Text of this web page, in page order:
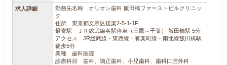
求人詳細
勤務先名称 オリオン歯科 飯田橋ファーストビルクリニッ
ク
住所 東京都文京区後楽2-5-1-1F
最寄駅 ＪＲ総武線各駅停車（三鷹～千葉） 飯田橋駅 5分
アクセス JR総武線・東西線・有楽町線・南北線飯田橋駅
徒歩5分
業種 歯科医院
診療科目 歯科、矯正歯科、小児歯科、歯科口腔外科